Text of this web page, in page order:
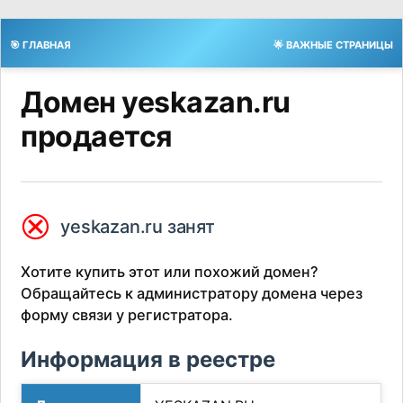
🎯 ГЛАВНАЯ 🌟 ВАЖНЫЕ СТРАНИЦЫ
Домен yeskazan.ru
продается
⮿ yeskazan.ru занят
Хотите купить этот или похожий домен?
Обращайтесь к администратору домена через
форму связи у регистратора.
Информация в реестре